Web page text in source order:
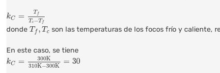
kC = Tf
Tc−Tf
c−
donde T f , Tc
Tf c son las temperaturas de los focos frío y caliente,
En este caso, se tiene
kC = 300K
310K−300K = 30
kC =300K310K −300